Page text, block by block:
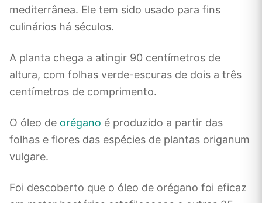
mediterrânea. Ele tem sido usado para fins
culinários há séculos.
A planta chega a atingir 90 centímetros de
altura, com folhas verde-escuras de dois a três
centímetros de comprimento.
O óleo de orégano é produzido a partir das
folhas e flores das espécies de plantas origanum
vulgare.
Foi descoberto que o óleo de orégano foi eficaz